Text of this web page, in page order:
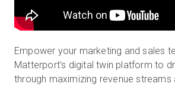
Connexion
Essai gratuit
Empower your marketing and sales
Matterport’s digital twin platform to
through maximizing revenue streams